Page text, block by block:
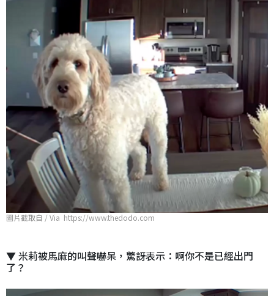
圖片截取自 / Via https://www.thedodo.com
▼ 米莉被馬麻的叫聲嚇呆，驚訝表示：啊你不是已經出門
了？